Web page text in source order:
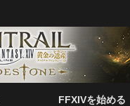
FFXIVを始める